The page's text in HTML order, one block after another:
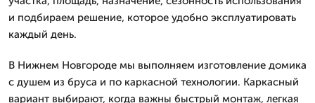
и подбираем решение, которое удобно эксплуатировать
каждый день.
В Нижнем Новгороде мы выполняем изготовление домика
с душем из бруса и по каркасной технологии. Каркасный
вариант выбирают, когда важны быстрый монтаж, легкая